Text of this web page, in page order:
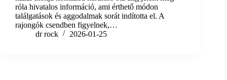
róla hivatalos információ, ami érthető módon
találgatások és aggodalmak sorát indította el. A
rajongók csendben figyelnek,…
dr rock
2026-01-25